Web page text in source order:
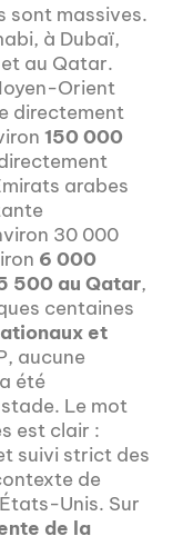
sont massives.
à Dubaï,
au Qatar.
Orient
directement
150 000
arabes
30 000
6 000
500 au Qatar,
centaines
et
aucune
été
Le mot
est clair :
suivi strict des
de
Unis. Sur
de la